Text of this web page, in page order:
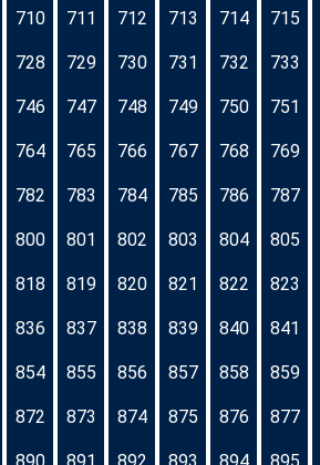
710 711 712 713 714 715
728 729 730 731 732 733
746 747 748 749 750 751
764 765 766 767 768 769
782 783 784 785 786 787
800 801 802 803 804 805
818 819 820 821 822 823
836 837 838 839 840 841
854 855 856 857 858 859
872 873 874 875 876 877